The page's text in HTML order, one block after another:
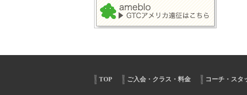
TOP ご入会・クラス・料金 コーチ・スタ